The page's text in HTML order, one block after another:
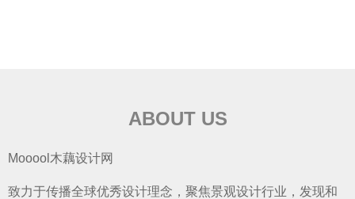
ABOUT US
Mooool木藕设计网
致力于传播全球优秀设计理念，聚焦景观设计行业，发现和